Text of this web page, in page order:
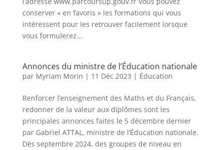
conserver « en favoris » les formations qui vous
intéressent pour les retrouver facilement lorsque
vous formulerez...
Annonces du ministre de l’Éducation nationale
par Myriam Morin | 11 Déc 2023 | Éducation
Renforcer l’enseignement des Maths et du Français,
redonner de la valeur aux diplômes sont les
principales annonces faites le 5 décembre dernier
par Gabriel ATTAL, ministre de l’Éducation nationale.
Dès septembre 2024, des groupes de niveau en